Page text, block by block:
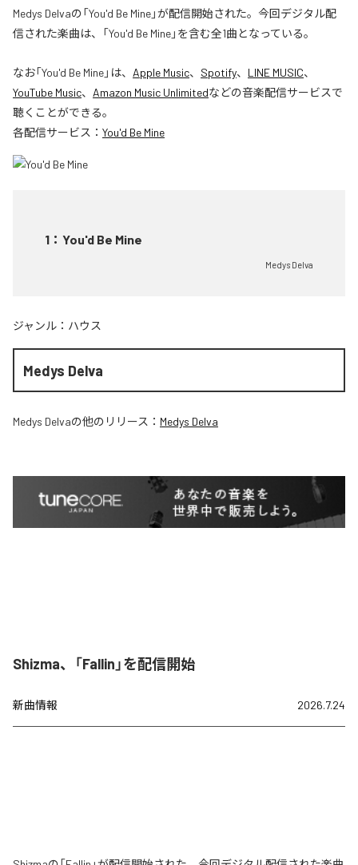
Medys Delvaの「You'd Be Mine」が配信開始された。今回デジタル配
信された楽曲は、「You'd Be Mine」を含む全1曲となっている。
なお「You'd Be Mine」は、 Apple Music、 Spotify、 LINE MUSIC、
YouTube Music、 Amazon Music Unlimitedなどの音楽配信サービスで
聴くことができる。
各配信サービス： You'd Be Mine
1 ： You'd Be Mine
Medys Delva
ジャンル： ハウス
Medys Delva
Medys Delvaの他のリリース： Medys Delva
Shizma、「Fallin」を配信開始
新曲情報 2026.7.24